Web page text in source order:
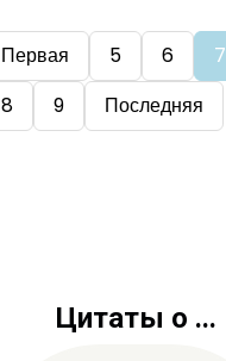
Первая 5 6
7
8
9 Последняя
Цитаты о ...